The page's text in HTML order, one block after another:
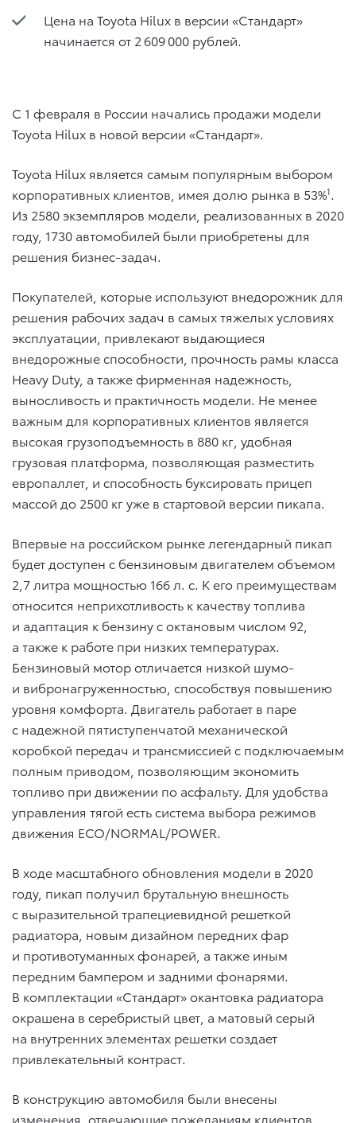
Цена на Toyota Hilux в версии «Стандарт»
начинается от 2 609 000 рублей.
C 1 февраля в России начались продажи модели
Toyota Hilux в новой версии «Стандарт».
Toyota Hilux является самым популярным выбором
корпоративных клиентов, имея долю рынка в 53%1.
Из 2580 экземпляров модели, реализованных в 2020
году, 1730 автомобилей были приобретены для
решения бизнес-задач.
Покупателей, которые используют внедорожник для
решения рабочих задач в самых тяжелых условиях
эксплуатации, привлекают выдающиеся
внедорожные способности, прочность рамы класса
Heavy Duty, а также фирменная надежность,
выносливость и практичность модели. Не менее
важным для корпоративных клиентов является
высокая грузоподъемность в 880 кг, удобная
грузовая платформа, позволяющая разместить
европаллет, и способность буксировать прицеп
массой до 2500 кг уже в стартовой версии пикапа.
Впервые на российском рынке легендарный пикап
будет доступен с бензиновым двигателем объемом
2,7 литра мощностью 166 л. с. К его преимуществам
относится неприхотливость к качеству топлива
и адаптация к бензину с октановым числом 92,
а также к работе при низких температурах.
Бензиновый мотор отличается низкой шумо-
и вибронагруженностью, способствуя повышению
уровня комфорта. Двигатель работает в паре
с надежной пятиступенчатой механической
коробкой передач и трансмиссией с подключаемым
полным приводом, позволяющим экономить
топливо при движении по асфальту. Для удобства
управления тягой есть система выбора режимов
движения ECO/NORMAL/POWER.
В ходе масштабного обновления модели в 2020
году, пикап получил брутальную внешность
с выразительной трапециевидной решеткой
радиатора, новым дизайном передних фар
и противотуманных фонарей, а также иным
передним бампером и задними фонарями.
В комплектации «Стандарт» окантовка радиатора
окрашена в серебристый цвет, а матовый серый
на внутренних элементах решетки создает
привлекательный контраст.
В конструкцию автомобиля были внесены
изменения, отвечающие пожеланиям клиентов.